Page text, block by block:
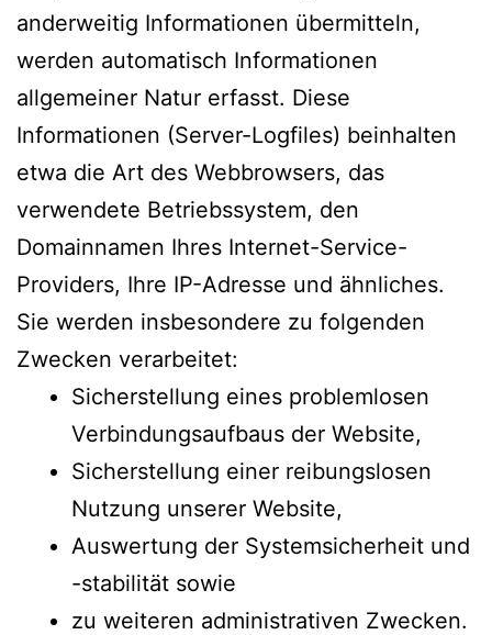
anderweitig Informationen übermitteln,
werden automatisch Informationen
allgemeiner Natur erfasst. Diese
Informationen (Server-Logfiles) beinhalten
etwa die Art des Webbrowsers, das
verwendete Betriebssystem, den
Domainnamen Ihres Internet-Service-
Providers, Ihre IP-Adresse und ähnliches.
Sie werden insbesondere zu folgenden
Zwecken verarbeitet:
Sicherstellung eines problemlosen
Verbindungsaufbaus der Website,
Sicherstellung einer reibungslosen
Nutzung unserer Website,
Auswertung der Systemsicherheit und
-stabilität sowie
zu weiteren administrativen Zwecken.